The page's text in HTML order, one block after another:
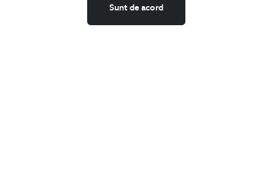
Sunt de acord
Feedback site
ANPC